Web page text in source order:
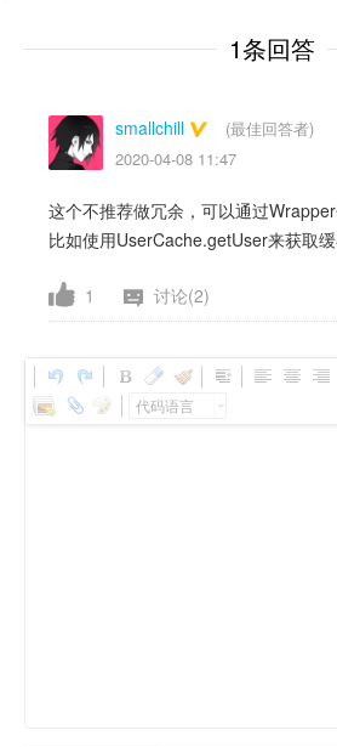
1条回答
smallchill
(最佳回答者)
2020-04-08 11:47
这个不推荐做冗余，可以通过
比如使用UserCache.getUser来获取
1 讨论(2)
代码语言